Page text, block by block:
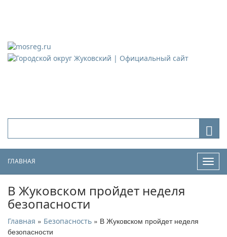
ГЛАВНАЯ
В Жуковском пройдет неделя
безопасности
Главная » Безопасность » В Жуковском пройдет неделя
безопасности